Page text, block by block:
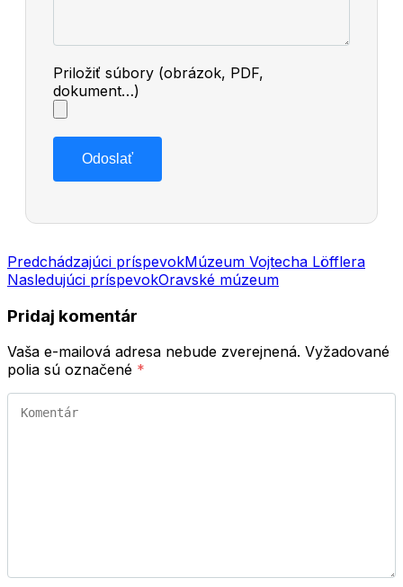
Priložiť súbory (obrázok, PDF,
dokument…)
Navigácia
v
článku
Predchádzajúci príspevokMúzeum Vojtecha Löfflera
Nasledujúci príspevokOravské múzeum
Pridaj komentár
Vaša e-mailová adresa nebude zverejnená. Vyžadované
polia sú označené *
Komentár